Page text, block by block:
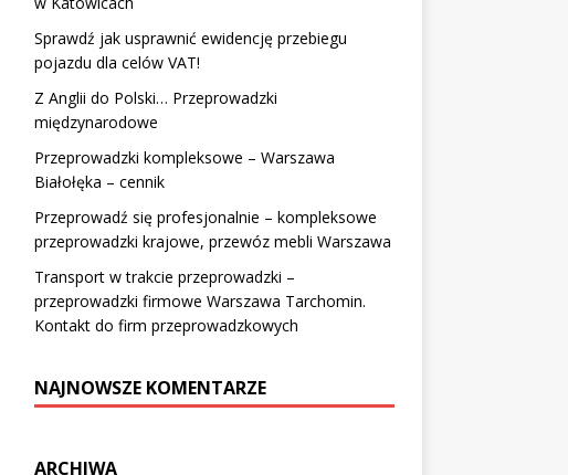
Sprawdź jak usprawnić ewidencję przebiegu
pojazdu dla celów VAT!
Z Anglii do Polski… Przeprowadzki
międzynarodowe
Przeprowadzki kompleksowe – Warszawa
Białołęka – cennik
Przeprowadź się profesjonalnie – kompleksowe
przeprowadzki krajowe, przewóz mebli Warszawa
Transport w trakcie przeprowadzki –
przeprowadzki firmowe Warszawa Tarchomin.
Kontakt do firm przeprowadzkowych
NAJNOWSZE KOMENTARZE
ARCHIWA